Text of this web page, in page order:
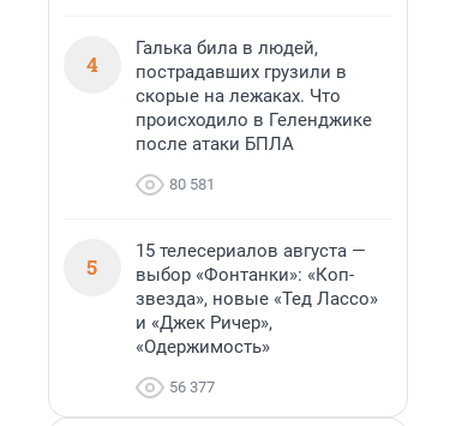
4
Галька била в людей,
пострадавших грузили в
скорые на лежаках. Что
происходило в Геленджике
после атаки БПЛА
80 581
5
15 телесериалов августа —
выбор «Фонтанки»: «Коп-
звезда», новые «Тед Лассо»
и «Джек Ричер»,
«Одержимость»
56 377